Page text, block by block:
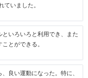
ていました。
いろいろと利用でき、また
とができる。
良い運動になった。特に、